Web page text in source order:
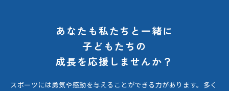
あなたも私たちと一緒に
子どもたちの
成長を応援しませんか？
スポーツには勇気や感動を与えることができる力があります。 多く